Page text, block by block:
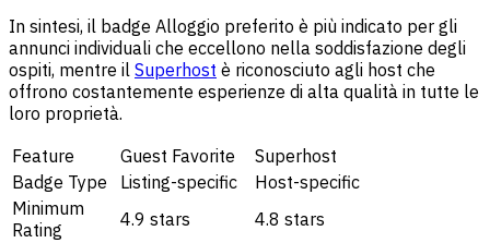
In sintesi, il badge Alloggio preferito è più indicato per gli
annunci individuali che eccellono nella soddisfazione degli
ospiti, mentre il Superhost è riconosciuto agli host che
offrono costantemente esperienze di alta qualità in tutte le
loro proprietà.
Feature
Guest Favorite
Superhost
Badge Type
Listing-specific
Host-specific
Minimum
Rating
4.9 stars
4.8 stars